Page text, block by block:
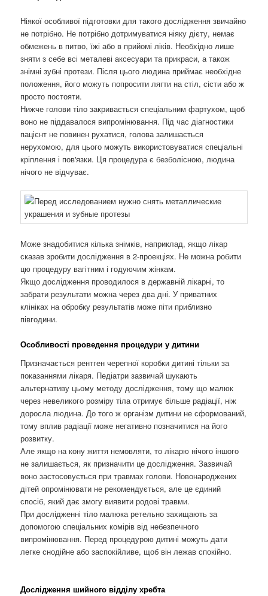
Ніякої особливої ​​підготовки для такого дослідження звичайно
не потрібно. Не потрібно дотримуватися ніяку дієту, немає
обмежень в питво, їжі або в прийомі ліків. Необхідно лише
зняти з себе всі металеві аксесуари та прикраси, а також
знімні зубні протези. Після цього людина приймає необхідне
положення, його можуть попросити лягти на стіл, сісти або ж
просто постояти.
Нижче голови тіло закривається спеціальним фартухом, щоб
воно не піддавалося випромінювання. Під час діагностики
пацієнт не повинен рухатися, голова залишається
нерухомою, для цього можуть використовуватися спеціальні
кріплення і пов'язки. Ця процедура є безболісною, людина
нічого не відчуває.
Може знадобитися кілька знімків, наприклад, якщо лікар
сказав зробити дослідження в 2-проекціях. Не можна робити
цю процедуру вагітним і годуючим жінкам.
Якщо дослідження проводилося в державній лікарні, то
забрати результати можна через два дні. У приватних
клініках на обробку результатів може піти приблизно
півгодини.
Особливості проведення процедури у дитини
Призначається рентген черепної коробки дитині тільки за
показаннями лікаря. Педіатри зазвичай шукають
альтернативу цьому методу дослідження, тому що малюк
через невеликого розміру тіла отримує більше радіації, ніж
доросла людина. До того ж організм дитини не сформований,
тому вплив радіації може негативно позначитися на його
розвитку.
Але якщо на кону життя немовляти, то лікарю нічого іншого
не залишається, як призначити це дослідження. Зазвичай
воно застосовується при травмах голови. Новонароджених
дітей опромінювати не рекомендується, але це єдиний
спосіб, який дає змогу виявити родові травми.
При дослідженні тіло малюка ретельно захищають за
допомогою спеціальних комірів від небезпечного
випромінювання. Перед процедурою дитині можуть дати
легке снодійне або заспокійливе, щоб він лежав спокійно.
Дослідження шийного відділу хребта